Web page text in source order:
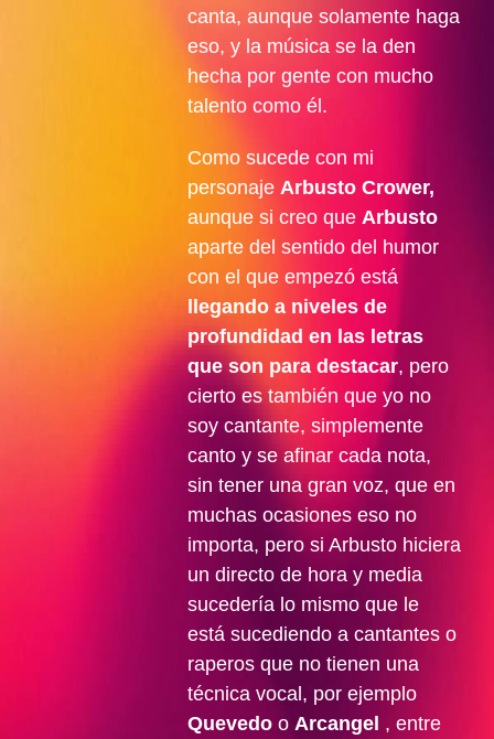
canta, aunque solamente haga
eso, y la música se la den
hecha por gente con mucho
talento como él.
Como sucede con mi
personaje Arbusto Crower,
aunque si creo que Arbusto
aparte del sentido del humor
con el que empezó está
llegando a niveles de
profundidad en las letras
que son para destacar, pero
cierto es también que yo no
soy cantante, simplemente
canto y se afinar cada nota,
sin tener una gran voz, que en
muchas ocasiones eso no
importa, pero si Arbusto hiciera
un directo de hora y media
sucedería lo mismo que le
está sucediendo a cantantes o
raperos que no tienen una
técnica vocal, por ejemplo
Quevedoo Arcangel , entre